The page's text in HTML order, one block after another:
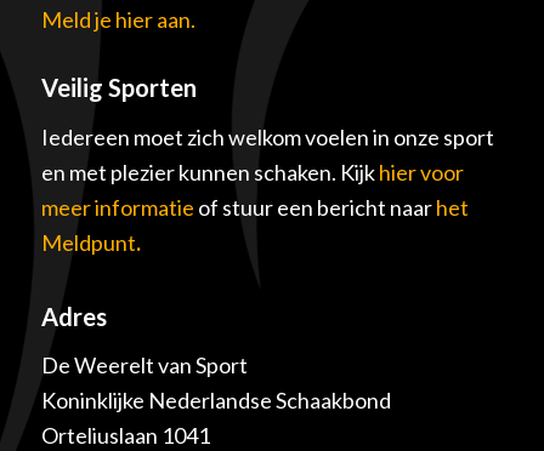
Meld je hier aan.
Veilig Sporten
Iedereen moet zich welkom voelen in onze sport
en met plezier kunnen schaken. Kijkhier voor
meer informatie of stuur een bericht naarhet
Meldpunt.
Adres
De Weerelt van Sport
Koninklijke Nederlandse Schaakbond
Orteliuslaan 1041